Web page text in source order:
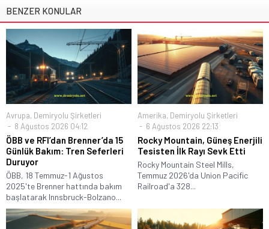
BENZER KONULAR
Avrupa, Demiryolu Şirketleri
8 Ağustos 2026 04:12
ÖBB ve RFI’dan Brenner’da 15
Günlük Bakım: Tren Seferleri
Duruyor
ÖBB, 18 Temmuz-1 Ağustos
2025'te Brenner hattında bakım
başlatarak Innsbruck-Bolzano...
Amerika, Demiryolu Şirketleri
6 Ağustos 2026 22:13
Rocky Mountain, Güneş Enerjili
Tesisten İlk Rayı Sevk Etti
Rocky Mountain Steel Mills,
Temmuz 2026'da Union Pacific
Railroad'a 328...